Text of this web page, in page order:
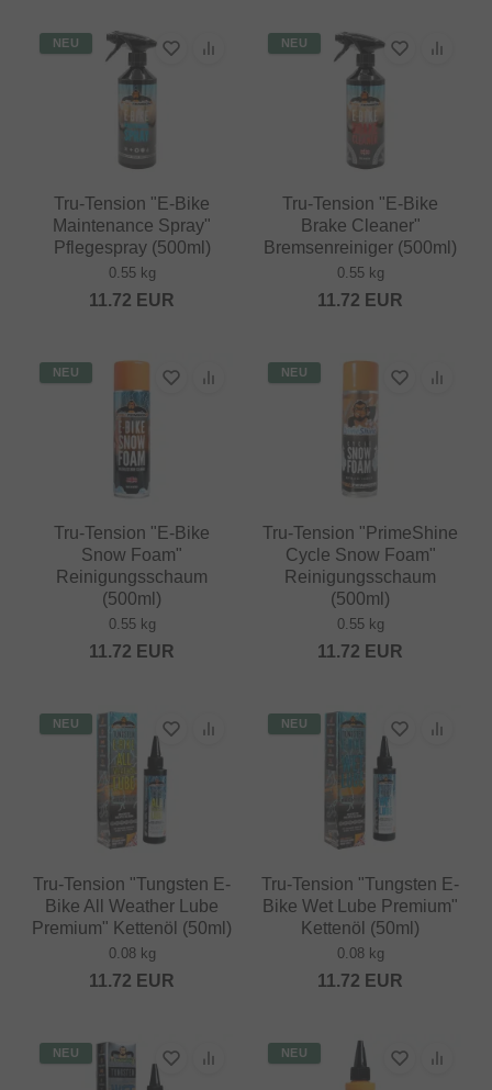
NEU
Tru-Tension "E-Bike
Maintenance Spray"
Pflegespray (500ml)
0.55 kg
11.72 EUR
NEU
Tru-Tension "E-Bike
Brake Cleaner"
Bremsenreiniger (500ml)
0.55 kg
11.72 EUR
NEU
Tru-Tension "E-Bike
Snow Foam"
Reinigungsschaum
(500ml)
0.55 kg
11.72 EUR
NEU
Tru-Tension "PrimeShine
Cycle Snow Foam"
Reinigungsschaum
(500ml)
0.55 kg
11.72 EUR
NEU
Tru-Tension "Tungsten E-
Bike All Weather Lube
Premium" Kettenöl (50ml)
0.08 kg
11.72 EUR
NEU
Tru-Tension "Tungsten E-
Bike Wet Lube Premium"
Kettenöl (50ml)
0.08 kg
11.72 EUR
NEU NEU